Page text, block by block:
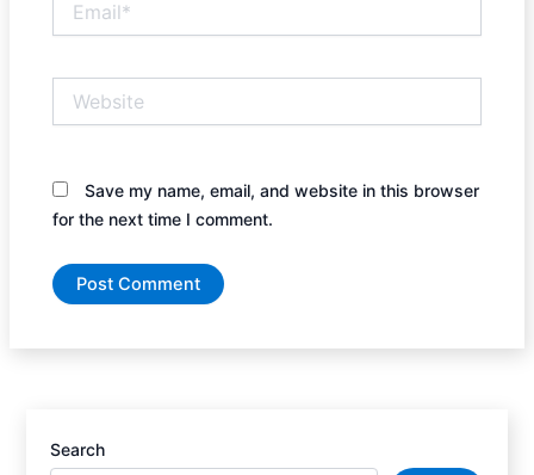
Save my name, email, and website in this browser
for the next time I comment.
Search